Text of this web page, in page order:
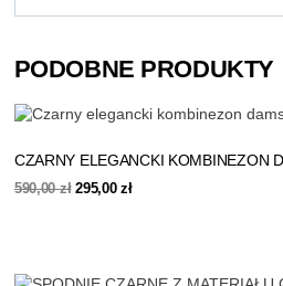
PODOBNE PRODUKTY
CZARNY ELEGANCKI KOMBINEZON
590,00zł Pierwotna
295,00złAktualna